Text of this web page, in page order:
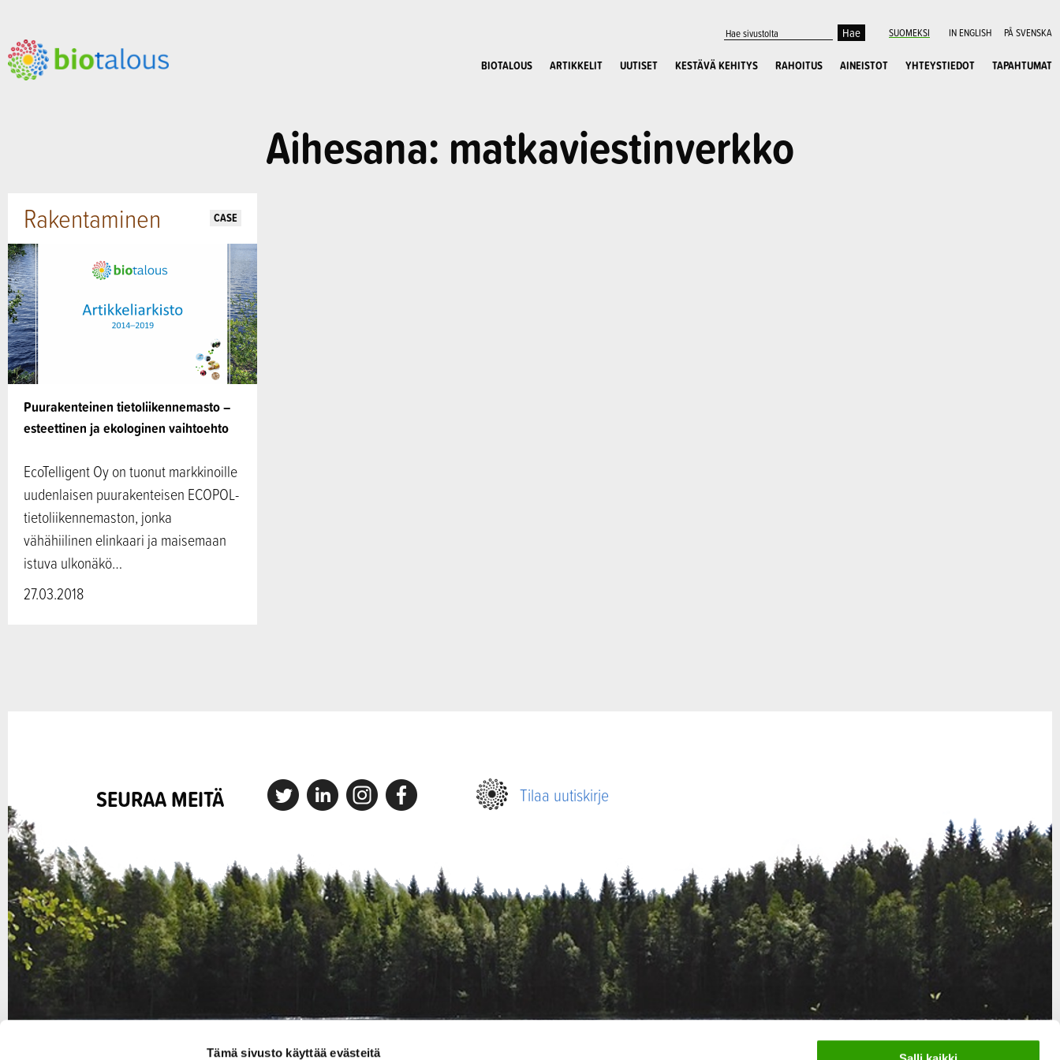
Tämä sivusto käyttää evästeitä
SUOMEKSI IN ENGLISH PÅ SVENSKA
BIOTALOUS ARTIKKELIT UUTISET KESTÄVÄ KEHITYS RAHOITUS AINEISTOT YHTEYSTIEDOT TAPAHTUMAT
Aihesana: matkaviestinverkko
Puurakenteinen tietoliikennemasto –
esteettinen ja ekologinen vaihtoehto
Rakentaminen CASE
EcoTelligent Oy on tuonut markkinoille
uudenlaisen puurakenteisen ECOPOL-
tietoliikennemaston, jonka
vähähiilinen elinkaari ja maisemaan
istuva ulkonäkö…
27.03.2018
SEURAA MEITÄ X Linkedin InstagramFacebook Tilaa uutiskirje